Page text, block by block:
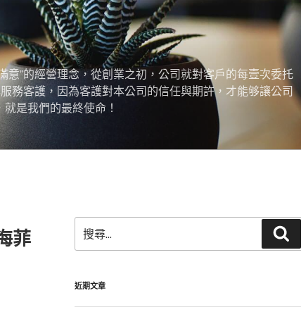
”的經營理念，從創業之初，公司就對客戶的每壹次委托
務客護，因為客護對本公司的信任與期許，才能够讓公司
是我們的最終使命！
菲
尋
關
字:
尋
近期文章